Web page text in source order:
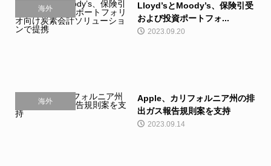
海外
Lloyd’sとMoody’s、保険引受
および投資ポートフォ...
2023.09.20
海外
Apple、カリフォルニア州の排
出ガス報告規則案を支持
2023.09.14